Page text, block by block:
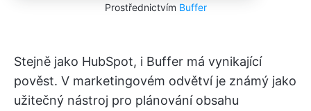
Prostřednictvím Buffer
Stejně jako HubSpot, i Buffer má vynikající
pověst. V marketingovém odvětví je známý jako
užitečný nástroj pro plánování obsahu